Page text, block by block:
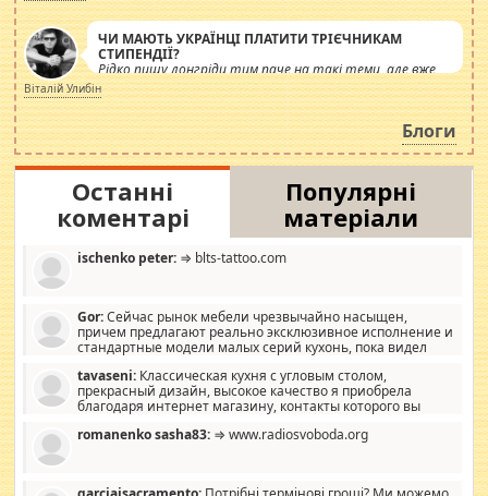
ЧИ МАЮТЬ УКРАЇНЦІ ПЛАТИТИ ТРІЄЧНИКАМ
СТИПЕНДІЇ?
Рідко пишу лонгріди тим паче на такі теми, але вже
просто дістало! Обурюють сьогоднішні інсенуації
навколо стипендіального питання. Штучно
роздувається ще одна соціальна катастрофа.
Віталій Улибін
Блоги
Останні
коментарі
Популярні
матеріали
ischenko peter: ⇒ blts-tattoo.com
Gor:Сейчас рынок мебели чрезвычайно насыщен,
причем предлагают реально эксклюзивное исполнение и
стандартные модели малых серий кухонь, пока видел
стандартные формы, в MebelOk, креативненько и что главное -
со вкусом все в порядке, без ненужных наворотов удорожающих
мебель, а это не последний фактор.
tavaseni: Классическая кухня с угловым столом,
прекрасный дизайн, высокое качество я приобрела
благодаря интернет магазину, контакты которого вы
romanenko sasha83: ⇒ www.radiosvoboda.org